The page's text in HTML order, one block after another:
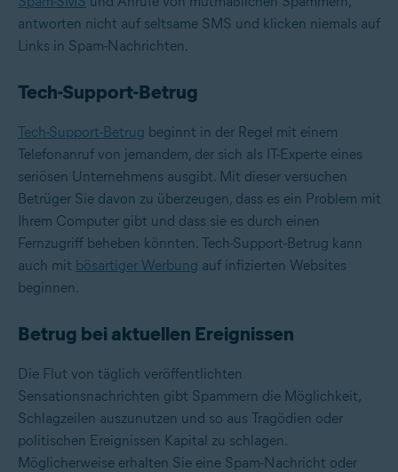
antworten nicht auf seltsame SMS und klicken niemals auf
Links in Spam-Nachrichten.
Tech-Support-Betrug
Tech-Support-Betrug beginnt in der Regel mit einem
Telefonanruf von jemandem, der sich als IT-Experte eines
seriösen Unternehmens ausgibt. Mit dieser versuchen
Betrüger Sie davon zu überzeugen, dass es ein Problem mit
Ihrem Computer gibt und dass sie es durch einen
Fernzugriff beheben könnten. Tech-Support-Betrug kann
auch mit bösartiger Werbung auf infizierten Websites
beginnen.
Betrug bei aktuellen Ereignissen
Die Flut von täglich veröffentlichten
Sensationsnachrichten gibt Spammern die Möglichkeit,
Schlagzeilen auszunutzen und so aus Tragödien oder
politischen Ereignissen Kapital zu schlagen.
Möglicherweise erhalten Sie eine Spam-Nachricht oder